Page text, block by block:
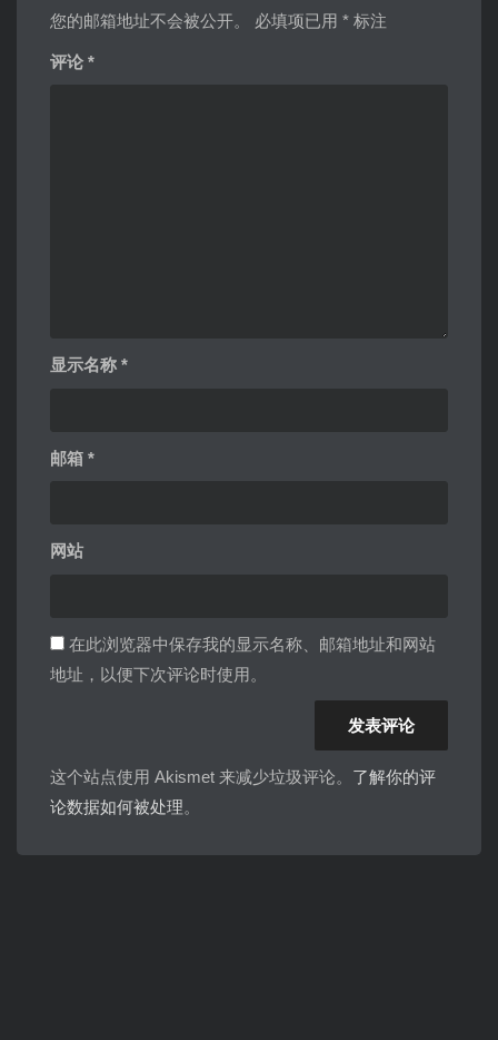
您的邮箱地址不会被公开。 必填项已用 * 标注
评论 *
显示名称 *
邮箱 *
网站
在此浏览器中保存我的显示名称、邮箱地址和网站
地址，以便下次评论时使用。
这个站点使用 Akismet 来减少垃圾评论。 了解你的评
论数据如何被处理。